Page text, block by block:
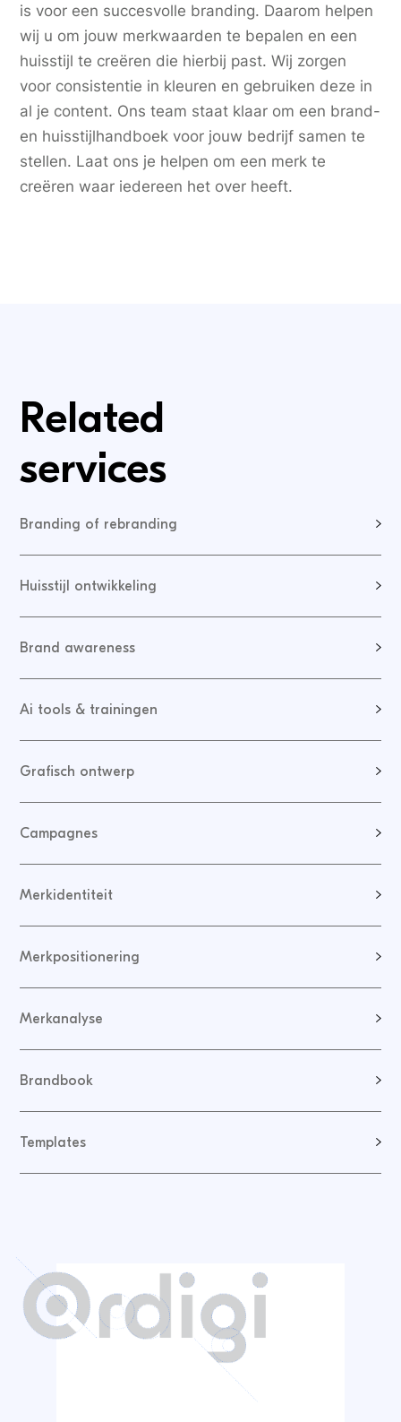
is voor een succesvolle branding. Daarom helpen
wij u om jouw merkwaarden te bepalen en een
huisstijl te creëren die hierbij past. Wij zorgen
voor consistentie in kleuren en gebruiken deze in
al je content. Ons team staat klaar om een brand-
en huisstijlhandboek voor jouw bedrijf samen te
stellen. Laat ons je helpen om een merk te
creëren waar iedereen het over heeft.
Related
services
Branding of rebranding
Huisstijl ontwikkeling
Brand awareness
Ai tools & trainingen
Grafisch ontwerp
Campagnes
Merkidentiteit
Merkpositionering
Merkanalyse
Brandbook
Templates